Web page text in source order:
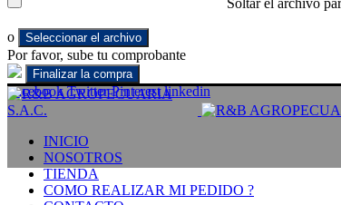
Soltar el archivo
o Seleccionar el archivo
Por favor, sube tu comprobante
Facebook Twitter Pinterest linkedin
INICIO
NOSOTROS
TIENDA
COMO REALIZAR MI PEDIDO ?